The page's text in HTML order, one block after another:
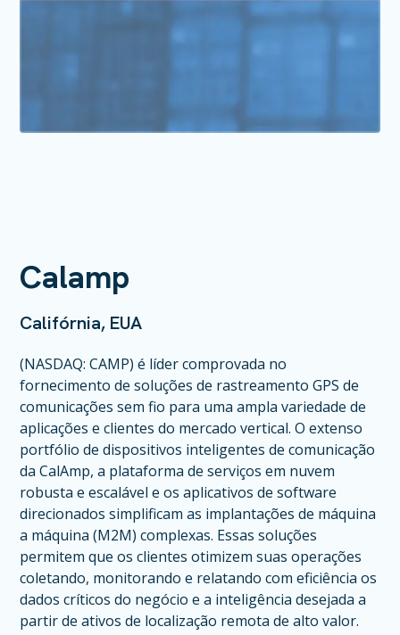
Calamp
Califórnia, EUA
(NASDAQ: CAMP) é líder comprovada no
fornecimento de soluções de rastreamento GPS de
comunicações sem fio para uma ampla variedade de
aplicações e clientes do mercado vertical. O extenso
portfólio de dispositivos inteligentes de comunicação
da CalAmp, a plataforma de serviços em nuvem
robusta e escalável e os aplicativos de software
direcionados simplificam as implantações de máquina
a máquina (M2M) complexas. Essas soluções
permitem que os clientes otimizem suas operações
coletando, monitorando e relatando com eficiência os
dados críticos do negócio e a inteligência desejada a
partir de ativos de localização remota de alto valor.